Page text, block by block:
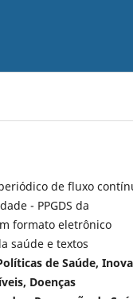
de fluxo
- PPGDS da
formato eletrônico
saúde e textos
de Saúde,
Doenças